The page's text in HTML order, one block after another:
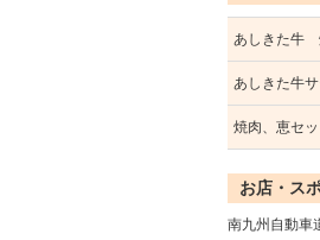
あしきた牛
あしきた牛
焼肉、恵セッ
お店・ス
南九州自動車